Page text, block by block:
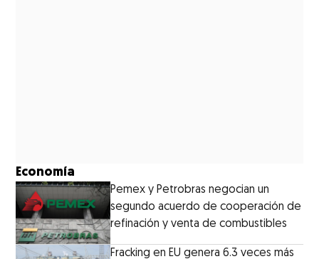
Economía
Pemex y Petrobras negocian un
segundo acuerdo de cooperación de
refinación y venta de combustibles
Fracking en EU genera 6.3 veces más